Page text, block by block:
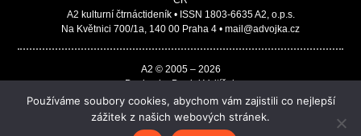
A2 kulturní čtrnáctideník • ISSN 1803-6635 A2, o.p.s.
Na Květnici 700/1a, 140 00 Praha 4 • mail@advojka.cz
A2 © 2005 – 2026
Design by Daniel Vojtíšek
Built by JASA-IT & ChSoft
Používáme soubory cookies, abychom vám zajistili co nejlepší
zážitek z našich webových stránek.